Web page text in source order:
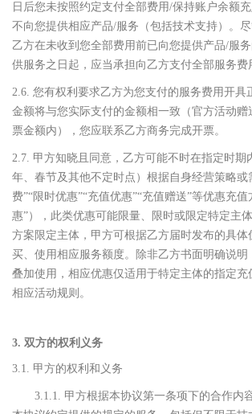
日后您未按照约定支付全部费用/保持账户余额
不向您提供相应产品/服务（包括技术支持）。
乙方在未收到您全部费用前已向您提供产品/服
供服务之日起，应当承担向乙方支付全部服务费
2.6. 您有权利要求乙方为您支付的服务费用开具
金额将与您实际支付的金额相一致（官方活动赠
票金额内），您应联系乙方商务完成开票。
2.7. 甲方知晓且同意，乙方可能不时在指定时期
年、春节及其他不定时点）根据自身经营策略或
费”“限时优惠”“充值优惠”“充值赠送”等优惠充
惠”），此类优惠可能限量、限时或限定特定主
方案限定主体，甲方可根据乙方届时发布的具体
买、使用相应服务额度。除非乙方书面明确说明
叠加使用，相应优惠仅适用于特定主体的指定充
相应活动规则。
3. 双方的权利义务
3.1. 甲方的权利和义务
3.1.1. 甲方根据本协议第一条项下的合作内